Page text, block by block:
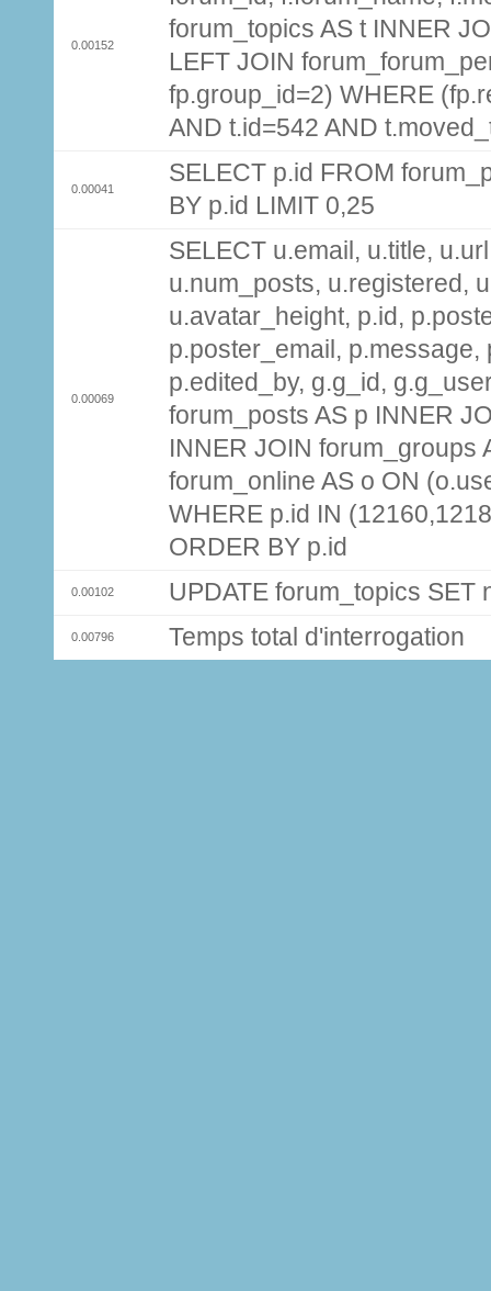
0.00152
forum_topics AS t INNER
LEFT JOIN
fp.group_id=2) WHERE
AND t.id=542 AND
0.00041
SELECT p.id FROM
BY p.id LIMIT 0,25
0.00069
SELECT u.email, u.title,
u.num_posts, u.registered,
u.avatar_height, p.id,
p.poster_email,
p.edited_by, g.g_id,
forum_posts AS p INNER
INNER JOIN forum_groups
forum_online AS o ON
WHERE p.id IN
ORDER BY p.id
0.00102 UPDATE forum_topics
0.00796 Temps total d'interrogation